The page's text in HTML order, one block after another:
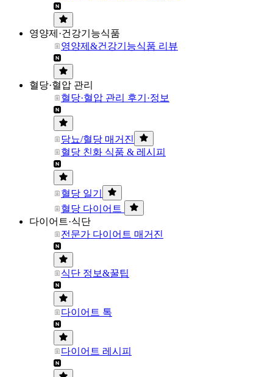
영양제·건강기능식품
영양제&건강기능식품 리뷰
혈당·혈압 관리
혈당·혈압 관리 후기·정보
당뇨/혈당 매거진
혈당 친화 식품 & 레시피
혈당 일기
혈당 다이어트
다이어트·식단
전문가 다이어트 매거진
식단 정보&꿀팁
다이어트 톡
다이어트 레시피